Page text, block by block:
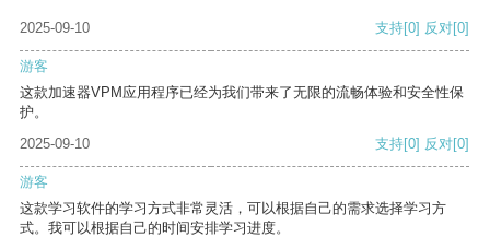
2025-09-10 支持[0] 反对[0]
游客
这款加速器VPM应用程序已经为我们带来了无限的流畅体验和安全性保
护。
2025-09-10
支持[0] 反对[0]
游客
这款学习软件的学习方式非常灵活，可以根据自己的需求选择学习方
式。我可以根据自己的时间安排学习进度。